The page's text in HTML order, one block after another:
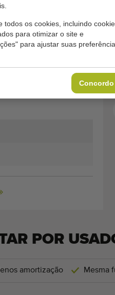
todos os cookies, incluindo
para otimizar o site e
para ajustar suas
Concordo
esta
narciso
POR
amortização Mesma